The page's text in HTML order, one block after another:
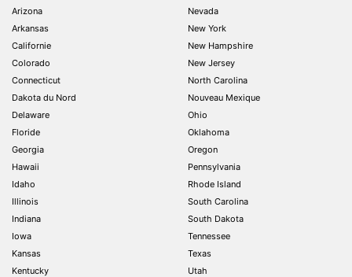
Arizona
Arkansas
Californie
Colorado
Connecticut
Dakota du Nord
Delaware
Floride
Georgia
Hawaii
Idaho
Illinois
Indiana
Iowa
Kansas
Kentucky
Nevada
New York
New Hampshire
New Jersey
North Carolina
Nouveau Mexique
Ohio
Oklahoma
Oregon
Pennsylvania
Rhode Island
South Carolina
South Dakota
Tennessee
Texas
Utah